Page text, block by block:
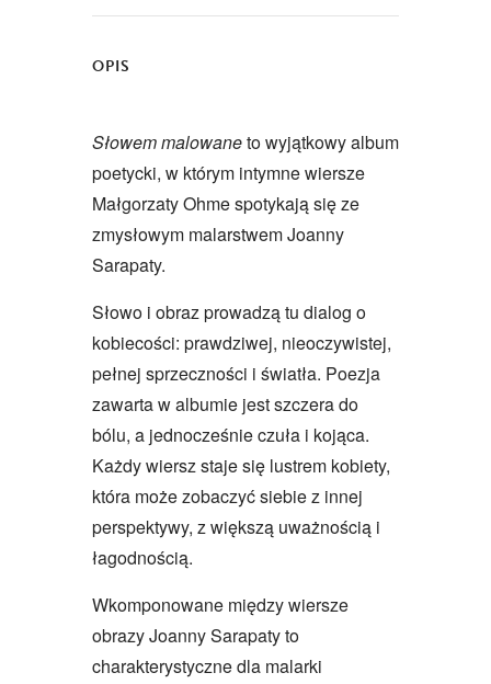
OPIS
Słowem malowaneto wyjątkowy album
poetycki, w którym intymne wiersze
Małgorzaty Ohme spotykają się ze
zmysłowym malarstwem Joanny
Sarapaty.
Słowo i obraz prowadzą tu dialog o
kobiecości: prawdziwej, nieoczywistej,
pełnej sprzeczności i światła. Poezja
zawarta w albumie jest szczera do
bólu, a jednocześnie czuła i kojąca.
Każdy wiersz staje się lustrem kobiety,
która może zobaczyć siebie z innej
perspektywy, z większą uważnością i
łagodnością.
Wkomponowane między wiersze
obrazy Joanny Sarapaty to
charakterystyczne dla malarki